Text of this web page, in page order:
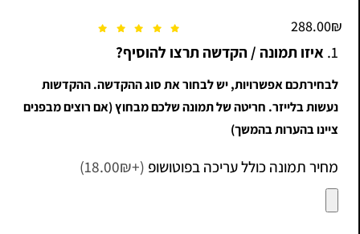
288.00₪
1. איזו תמונה / הקדשה תרצו להוסיף?
לבחירתכם אפשרויות, יש לבחור את סוג ההקדשה. ההקדשות
נעשות בלייזר. חריטה של תמונה שלכם מבחוץ (אם רוצים מבפנים
ציינו בהערות בהמשך)
מחיר תמונה כולל עריכה בפוטושופ (+18.00₪)